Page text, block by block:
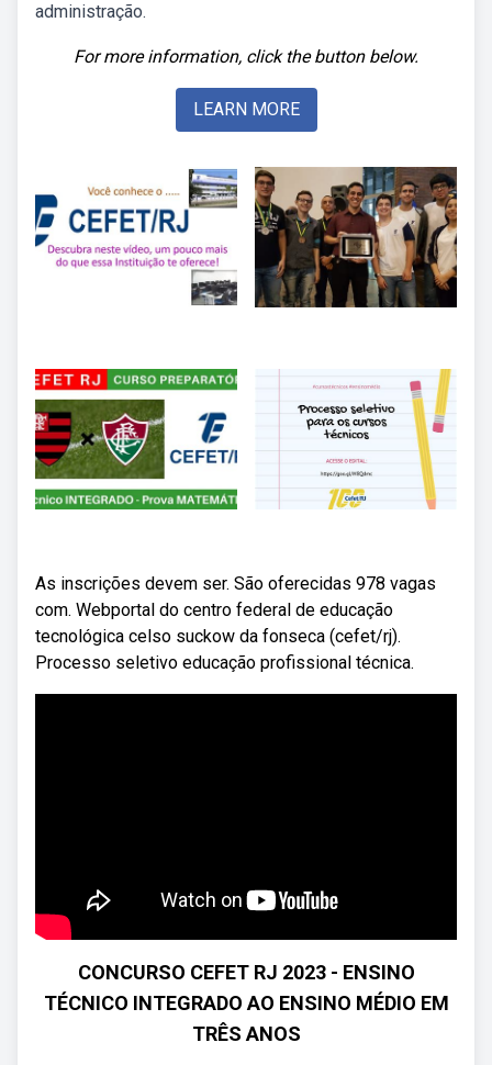
administração.
For more information, click the button below.
LEARN MORE
As inscrições devem ser. São oferecidas 978 vagas
com. Webportal do centro federal de educação
tecnológica celso suckow da fonseca (cefet/rj).
Processo seletivo educação profissional técnica.
CONCURSO CEFET RJ 2023 - ENSINO
TÉCNICO INTEGRADO AO ENSINO MÉDIO EM
TRÊS ANOS